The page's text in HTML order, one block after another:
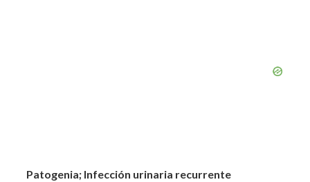
Patogenia; Infección urinaria recurrente